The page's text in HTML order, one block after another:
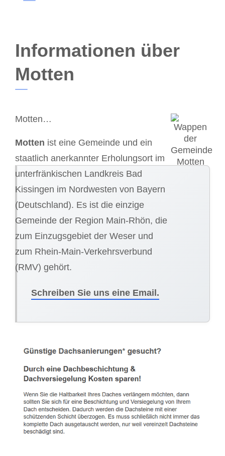
Informationen über
Motten
Motten…
Motten ist eine Gemeinde und ein
staatlich anerkannter Erholungsort im
unterfränkischen Landkreis Bad
Kissingen im Nordwesten von Bayern
(Deutschland). Es ist die einzige
Gemeinde der Region Main-Rhön, die
zum Einzugsgebiet der Weser und
zum Rhein-Main-Verkehrsverbund
(RMV) gehört.
Schreiben Sie uns eine Email.